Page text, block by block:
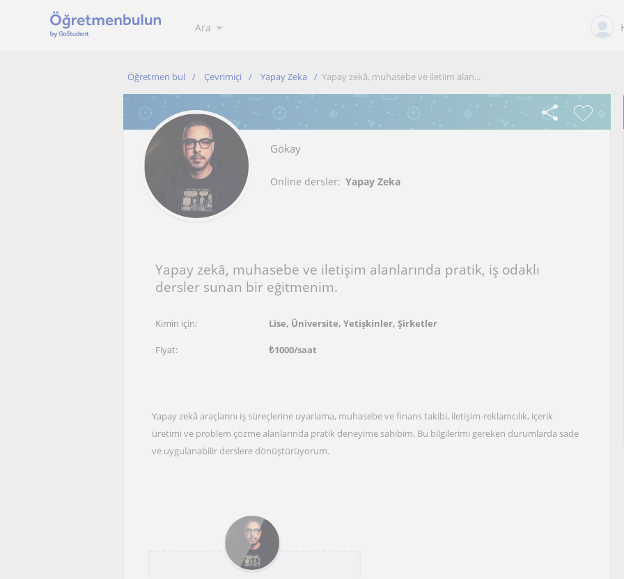
Ara
Öğretmen bul Çevrimiçi Yapay Zeka Yapay zekâ, muhasebe ve iletiim alan...
Gökay
Online dersler: Yapay Zeka
Yapay zekâ, muhasebe ve iletişim alanlarında pratik, iş odaklı
dersler sunan bir eğitmenim.
Kimin için: Lise, Üniversite, Yetişkinler, Şirketler
Fiyat: ₺1000/saat
Yapay zekâ araçlarını iş süreçlerine uyarlama, muhasebe ve finans takibi, iletişim-reklamcılık, içerik
üretimi ve problem çözme alanlarında pratik deneyime sahibim. Bu bilgilerimi gereken durumlarda sade
ve uygulanabilir derslere dönüştürüyorum.